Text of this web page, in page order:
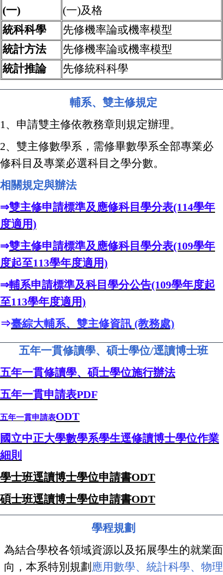
(一)
(一)及格
統科科學
先修機率論或機率模型
統計方法
先修機率論或機率模型
統計推論
先修統科科學
輔系、雙主修規定
1 、申請雙主修依教務章則規定辦理。
2、雙主修數學系，需修畢數學系全部專業必
修科目及專業必選科目之學分數。
相關規定與辦法
⇒雙主修申請標準及應修科目學分表(114學年
度適用)
⇒雙主修申請標準及應修科目學分表(109學年
度起至113學年度適用)
⇒輔系申請標準及科目學分公告(109學年度起
至113學年度適用)
⇒臺綜大輔系、雙主修資訊 (教務處)
五年一貫修讀學、碩士學位/逕讀博士班
五年一貫修讀學、碩士學位施行辦法
五年一貫申請表PDF
五年一貫申請表ODT
國立中正大學數學系學生逕修讀博士學位作業
細則
學士班逕讀博士學位申請書ODT
碩士班逕讀博士學位申請書ODT
學程規劃
為結合學校各領域資源以及拓展學生的就業面
向，本系特別規劃 應用數學、統計科學、物理